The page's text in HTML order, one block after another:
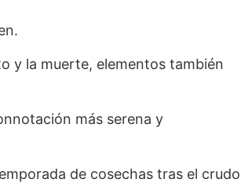
y la muerte, elementos también
más serena y
de cosechas tras el crudo